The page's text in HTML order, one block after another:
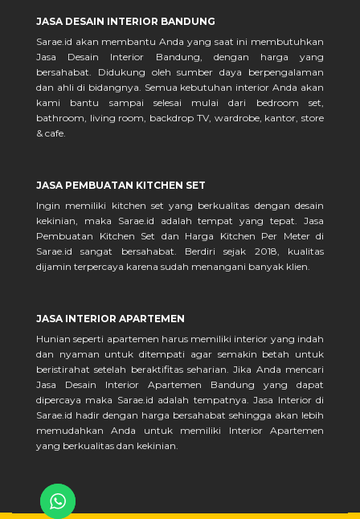
JASA DESAIN INTERIOR BANDUNG
Sarae.id akan membantu Anda yang saat ini membutuhkan
Jasa Desain Interior Bandung, dengan harga yang
bersahabat. Didukung oleh sumber daya berpengalaman
dan ahli di bidangnya. Semua kebutuhan interior Anda akan
kami bantu sampai selesai mulai dari bedroom set,
bathroom, living room, backdrop TV, wardrobe, kantor, store
& cafe.
JASA PEMBUATAN KITCHEN SET
Ingin memiliki kitchen set yang berkualitas dengan desain
kekinian, maka Sarae.id adalah tempat yang tepat. Jasa
Pembuatan Kitchen Set dan Harga Kitchen Per Meter di
Sarae.id sangat bersahabat. Berdiri sejak 2018, kualitas
dijamin terpercaya karena sudah menangani banyak klien.
JASA INTERIOR APARTEMEN
Hunian seperti apartemen harus memiliki interior yang indah
dan nyaman untuk ditempati agar semakin betah untuk
beristirahat setelah beraktifitas seharian. Jika Anda mencari
Jasa Desain Interior Apartemen Bandung yang dapat
dipercaya maka Sarae.id adalah tempatnya. Jasa Interior di
Sarae.id hadir dengan harga bersahabat sehingga akan lebih
memudahkan Anda untuk memiliki Interior Apartemen
yang berkualitas dan kekinian.